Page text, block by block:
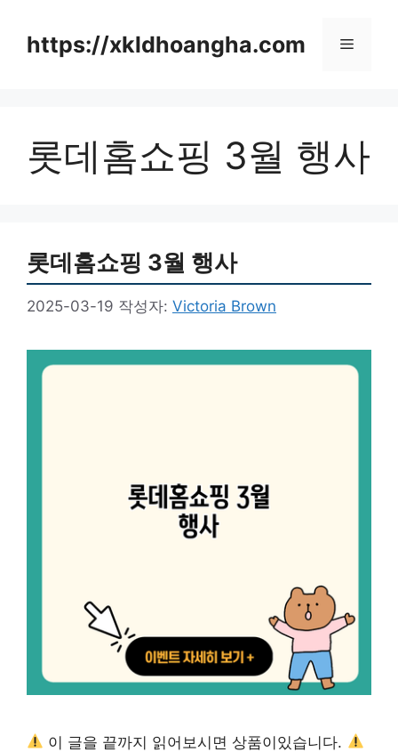
https://xkldhoangha.com 메
롯데홈쇼핑 3월 행사
롯데홈쇼핑 3월 행사
2025-03-19 작성자: Victoria Brown
이 글을 끝까지 읽어보시면 상품이있습니다.